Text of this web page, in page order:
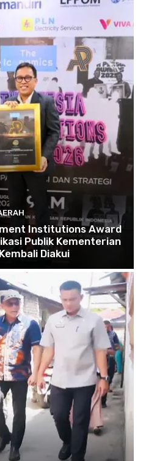
Institutions Award
Publik Kementerian
Diakui